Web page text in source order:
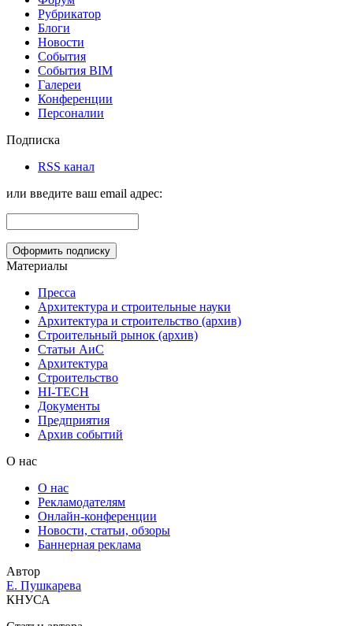
Рубрикатор
Блоги
Новости
События
События BIM
Галереи
Конференции
Персоналии
Подписка
RSS канал
или введите ваш email адрес:
Материалы
Пресса
Архитектура и строительные науки
Архитектура и строительство (архив)
Строительный рынок (архив)
Статьи АиС
Архитектура
Строительство
HI-TECH
Документы
Предприятия
Архив событий
О нас
О нас
Рекламодателям
Онлайн-конференции
Новости, статьи, обзоры
Баннерная реклама
Автор
Е. Пушкарева
КНУСА